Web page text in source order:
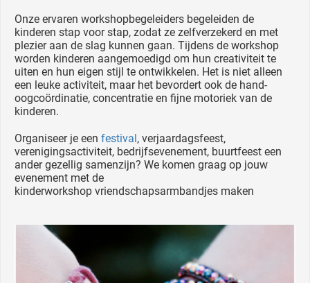
Onze ervaren workshopbegeleiders begeleiden de
kinderen stap voor stap, zodat ze zelfverzekerd en met
plezier aan de slag kunnen gaan. Tijdens de workshop
worden kinderen aangemoedigd om hun creativiteit te
uiten en hun eigen stijl te ontwikkelen. Het is niet alleen
een leuke activiteit, maar het bevordert ook de hand-
oogcoördinatie, concentratie en fijne motoriek van de
kinderen.
Organiseer je een festival, verjaardagsfeest,
verenigingsactiviteit, bedrijfsevenement, buurtfeest een
ander gezellig samenzijn? We komen graag op jouw
evenement met de
kinderworkshop vriendschapsarmbandjes maken